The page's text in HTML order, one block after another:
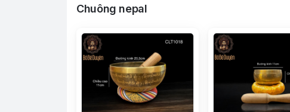
Chuông nepal